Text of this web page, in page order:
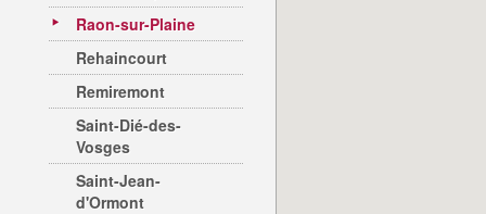
Raon-sur-Plaine
Rehaincourt
Remiremont
Saint-Dié-des-
Vosges
Saint-Jean-
d'Ormont